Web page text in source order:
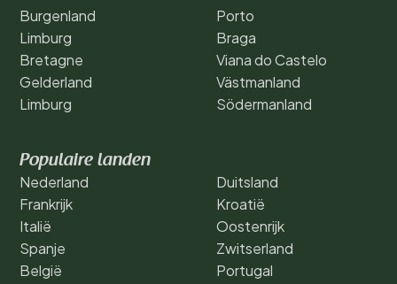
Burgenland
Limburg
Bretagne
Gelderland
Limburg
Porto
Braga
Viana do Castelo
Västmanland
Södermanland
Populaire landen
Nederland
Frankrijk
Italië
Spanje
België
Duitsland
Kroatië
Oostenrijk
Zwitserland
Portugal